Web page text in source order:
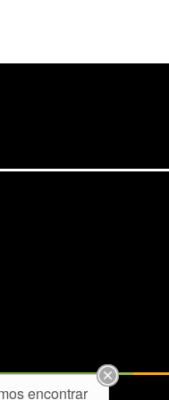
encontrar